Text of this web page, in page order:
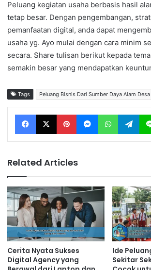
Peluang kegiatan usaha berbasis hasil
tetap besar. Dengan pengembangan,
pemanfaatan digital, anda dapat
usaha yg. Ayo mulai dengan cara minim
secara. Share tulisan berikut kepada
semakin besar yang mendapatkan
Tags Peluang Bisnis Dari Sumber Daya Alam Desa
Facebook X Pinterest Messenger WhatsApp Telegram
Related Articles
Cerita Nyata Sukses
Digital Agency yang
Ide
Sekitar